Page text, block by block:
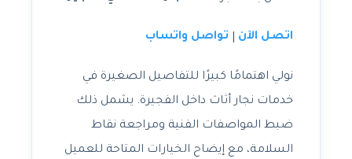
اتصل الآن تواصل واتساب
نولي اهتمامًا كبيرًا للتفاصيل الصغيرة في
خدمات نجار أثاث داخل الفجيرة. يشمل ذلك
ضبط المواصفات الفنية ومراجعة نقاط
السلامة، مع إيضاح الخيارات المتاحة للعميل